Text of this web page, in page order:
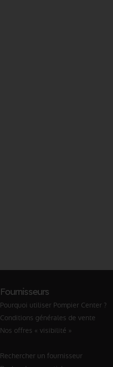
Fournisseurs
Pourquoi utiliser Pompier Center ?
Conditions générales de vente
Nos offres « visibilité »
Rechercher un fournisseur